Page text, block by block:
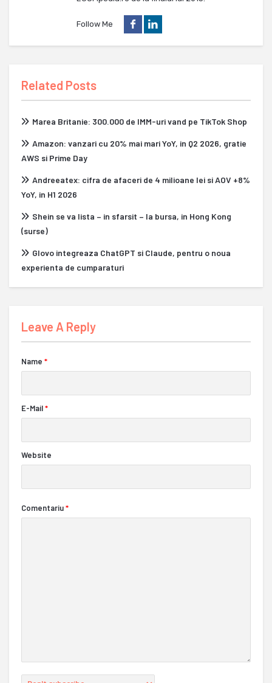
Follow Me
Related Posts
Marea Britanie: 300.000 de IMM-uri vand pe TikTok Shop
Amazon: vanzari cu 20% mai mari YoY, in Q2 2026, gratie
AWS si Prime Day
Andreeatex: cifra de afaceri de 4 milioane lei si AOV +8%
YoY, in H1 2026
Shein se va lista – in sfarsit – la bursa, in Hong Kong
(surse)
Glovo integreaza ChatGPT si Claude, pentru o noua
experienta de cumparaturi
Leave A Reply
Name *
E-Mail*
Website
Comentariu*